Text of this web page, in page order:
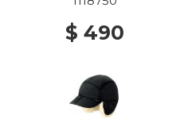
$ 490